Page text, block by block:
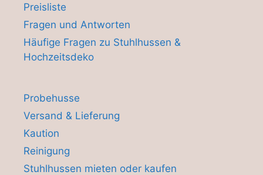
Preisliste
Fragen und Antworten
Häufige Fragen zu Stuhlhussen &
Hochzeitsdeko
Probehusse
Versand & Lieferung
Kaution
Reinigung
Stuhlhussen mieten oder kaufen